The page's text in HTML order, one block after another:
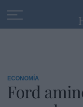
ECONOMÍA
Ford